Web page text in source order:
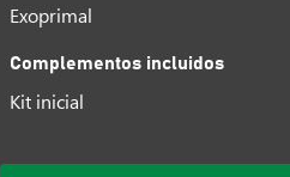
Exoprimal
Complementos incluidos
Kit inicial